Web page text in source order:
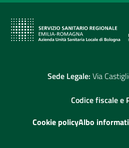
Sede Legale: Via
Codice fiscale e
Cookie policyAlbo